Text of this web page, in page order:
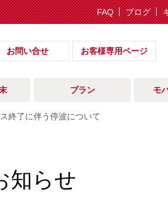
FAQ ブログ
お問い合せ お客様専用ページ
プラン モ
終了に伴う停波について
知らせ